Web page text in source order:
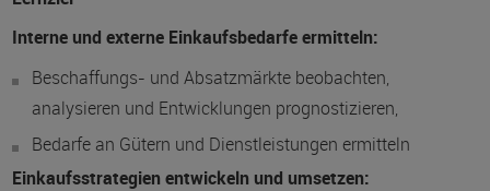
Interne und externe Einkaufsbedarfe ermitteln:
Beschaffungs- und Absatzmärkte beobachten,
analysieren und Entwicklungen prognostizieren,
Bedarfe an Gütern und Dienstleistungen ermitteln
Einkaufsstrategien entwickeln und umsetzen: